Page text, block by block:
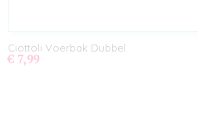
Ciottoli Voerbak Dubbel
€ 7,99